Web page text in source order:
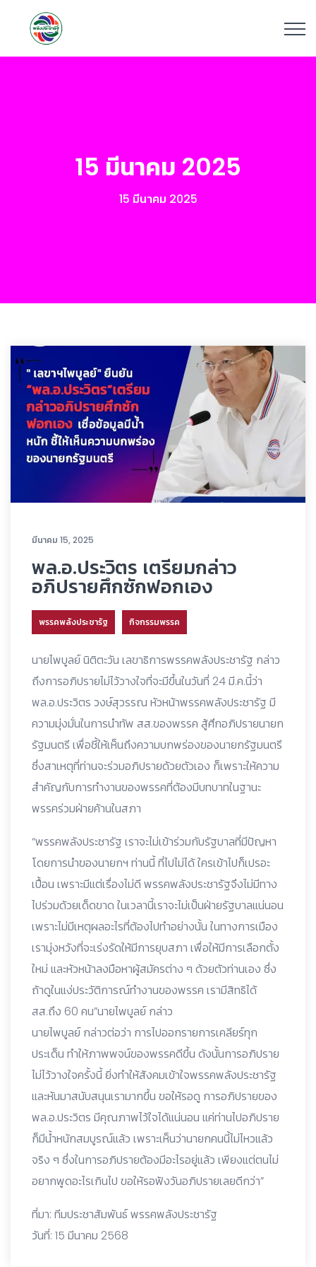
15 มีนาคม 2025
15 มีนาคม 2025
มีนาคม 15, 2025
พล.อ.ประวิตร เตรียมกล่าว
อภิปรายศึกซักฟอกเอง
พรรคพลังประชารัฐ กิจกรรมพรรค
นายไพบูลย์ นิติตะวัน เลขาธิการพรรคพลังประชารัฐ กล่าว
ถึงการอภิปรายไม่ไว้วางใจที่จะมีขึ้นในวันที่ 24 มี.ค.นี้ว่า
พล.อ.ประวิตร วงษ์สุวรรณ หัวหน้าพรรคพลังประชารัฐ มี
ความมุ่งมั่นในการนำทัพ สส.ของพรรค สู้ศึกอภิปรายนายก
รัฐมนตรี เพื่อชี้ให้เห็นถึงความบกพร่องของนายกรัฐมนตรี
ซึ่งสาเหตุที่ท่านจะร่วมอภิปรายด้วยตัวเอง ก็เพราะให้ความ
สำคัญกับการทำงานของพรรคที่ต้องมีบทบาทในฐานะ
พรรคร่วมฝ่ายค้านในสภา
“พรรคพลังประชารัฐ เราจะไม่เข้าร่วมกับรัฐบาลที่มีปัญหา
โดยการนำของนายกฯ ท่านนี้ ที่ไปไม่ได้ ใครเข้าไปก็เปรอะ
เปื้อน เพราะมีแต่เรื่องไม่ดี พรรคพลังประชารัฐจึงไม่มีทาง
ไปร่วมด้วยเด็ดขาด ในเวลานี้เราจะไม่เป็นฝ่ายรัฐบาลแน่นอน
เพราะไม่มีเหตุผลอะไรที่ต้องไปทำอย่างนั้น ในทางการเมือง
เรามุ่งหวังที่จะเร่งรัดให้มีการยุบสภา เพื่อให้มีการเลือกตั้ง
ใหม่ และหัวหน้าลงมือหาผู้สมัครต่าง ๆ ด้วยตัวท่านเอง ซึ่ง
ถ้าดูในแง่ประวัติการณ์ทำงานของพรรค เรามีสิทธิได้
สส.ถึง 60 คน”นายไพบูลย์ กล่าว
นายไพบูลย์ กล่าวต่อว่า การไปออกรายการเคลียร์ทุก
ประเด็น ทำให้ภาพพจน์ของพรรคดีขึ้น ดังนั้นการอภิปราย
ไม่ไว้วางใจครั้งนี้ ยิ่งทำให้สังคมเข้าใจพรรคพลังประชารัฐ
และหันมาสนับสนุนเรามากขึ้น ขอให้รอดู การอภิปรายของ
พล.อ.ประวิตร มีคุณภาพไว้ใจได้แน่นอน แค่ท่านไปอภิปราย
ก็มีน้ำหนักสมบูรณ์แล้ว เพราะเห็นว่านายกคนนี้ไม่ไหวแล้ว
จริง ๆ ซึ่งในการอภิปรายต้องมีอะไรอยู่แล้ว เพียงแต่ตนไม่
อยากพูดอะไรเกินไป ขอให้รอฟังวันอภิปรายเลยดีกว่า”
ที่มา: ทีมประชาสัมพันธ์ พรรคพลังประชารัฐ
วันที่: 15 มีนาคม 2568